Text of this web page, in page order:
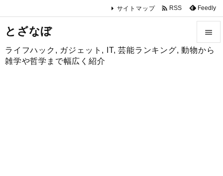
とざなぼ
ライフハック, ガジェット, IT, 芸能ランキング, 動物から
雑学や哲学まで幅広く紹介


サイトマップ  RSS Feedly